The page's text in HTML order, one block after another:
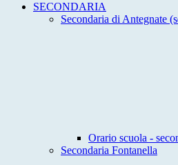
SECONDARIA
Secondaria di Antegnate
Orario scuola -
Secondaria Fontanella